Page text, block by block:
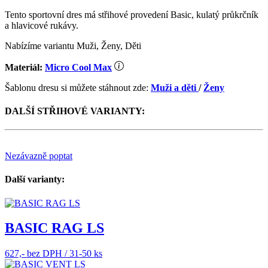
Tento sportovní dres má střihové provedení Basic, kulatý průkrčník
a hlavicové rukávy.
Nabízíme variantu Muži, Ženy, Děti
Materiál: Micro Cool Max
Šablonu dresu si můžete stáhnout zde: Muži a děti / Ženy
DALŠÍ STŘIHOVÉ VARIANTY:
Nezávazně poptat
Další varianty:
BASIC RAG LS
627,- bez DPH / 31-50 ks